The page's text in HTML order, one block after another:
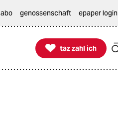
abo genossenschaft epaper login

taz zahl ich
taz zahl ich